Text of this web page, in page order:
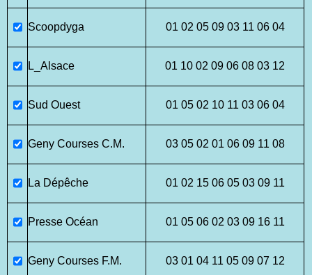
Scoopdyga 01 02 05 09 03 11 06 04
L_Alsace 01 10 02 09 06 08 03 12
Sud Ouest 01 05 02 10 11 03 06 04
Geny Courses C.M. 03 05 02 01 06 09 11 08
La Dépêche 01 02 15 06 05 03 09 11
Presse Océan 01 05 06 02 03 09 16 11
Geny Courses F.M. 03 01 04 11 05 09 07 12